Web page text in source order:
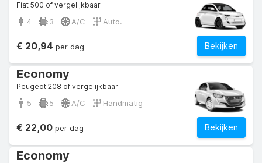
Fiat 500 of vergelijkbaar
4 3 A/C Auto.
Bekijken
€ 20,94 per dag
Economy
Peugeot 208 of vergelijkbaar
5 5 A/C Handmatig
Bekijken
€ 22,00 per dag
Economy